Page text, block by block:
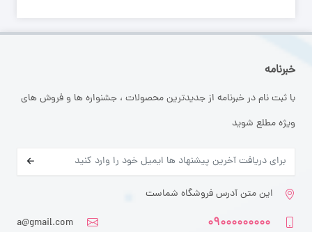
خبرنامه
با ثبت نام در خبرنامه از جدیدترین محصولات ، جشنواره ها و فروش های
ویژه مطلع شوید
این متن آدرس فروشگاه شماست
۰۹۰۰۰۰۰۰۰۰۰ a@gmail.com